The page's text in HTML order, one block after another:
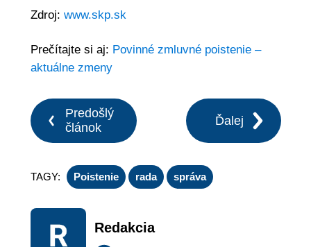
Zdroj: www.skp.sk
Prečítajte si aj: Povinné zmluvné poistenie –
aktuálne zmeny
Predošlý
článok
Ďalej
TAGY: Poistenie rada správa
Redakcia